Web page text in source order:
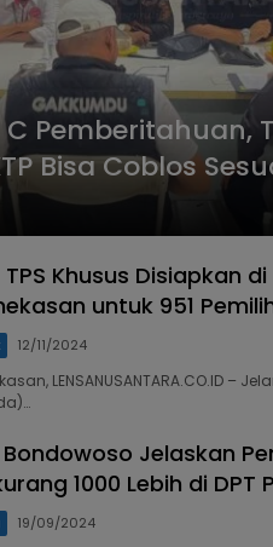
C Pemberitahuan,
Bisa Coblos
TPS Khusus Disiapkan
untuk 951
12/11/2024
LENSANUSANTARA.CO.ID –
Bondowoso Jelaskan
1000 Lebih di DPT
19/09/2024